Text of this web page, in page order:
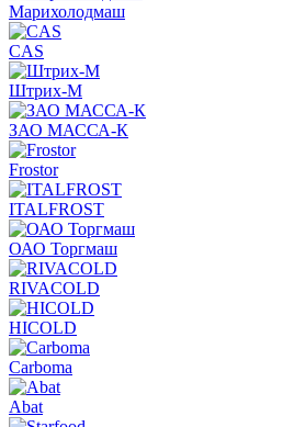
Марихолодмаш
CAS
Штрих-М
ЗАО МАССА-К
Frostor
ITALFROST
ОАО Торгмаш
RIVACOLD
HICOLD
Carboma
Abat